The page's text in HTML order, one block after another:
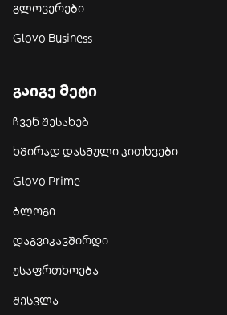
გლოვერები
Glovo Business
გაიგე მეტი
ჩვენ შესახებ
ხშირად დასმული კითხვები
Glovo Prime
ბლოგი
დაგვიკავშირდი
უსაფრთხოება
შესვლა